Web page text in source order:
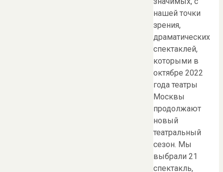
нашей точки
зрения,
драматических
спектаклей,
которыми в
октябре 2022
года театры
Москвы
продолжают
новый
театральный
сезон. Мы
выбрали 21
спектакль,